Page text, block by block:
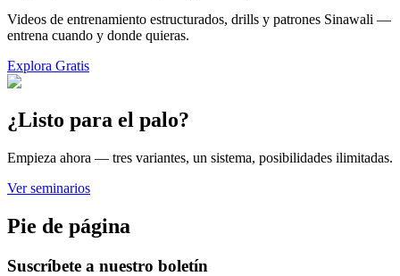
Videos de entrenamiento estructurados, drills y patrones Sinawali —
entrena cuando y donde quieras.
Explora Gratis
¿Listo para el palo?
Empieza ahora — tres variantes, un sistema, posibilidades ilimitadas.
Ver seminarios
Pie de página
Suscríbete a nuestro boletín